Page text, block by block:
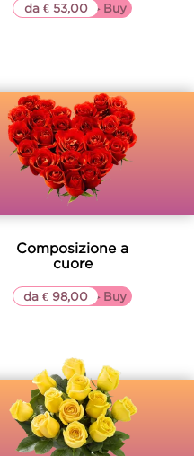
▷▷ Buy
da € 53,00
Composizione a
cuore
▷▷ Buy
da € 98,00